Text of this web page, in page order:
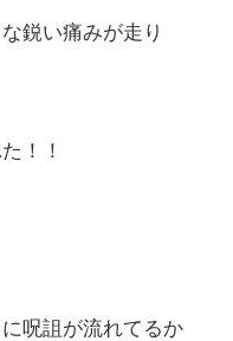
鋭い痛みが走り
！！
呪詛が流れてるか